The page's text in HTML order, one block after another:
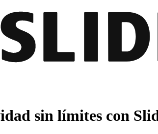
sin límites con